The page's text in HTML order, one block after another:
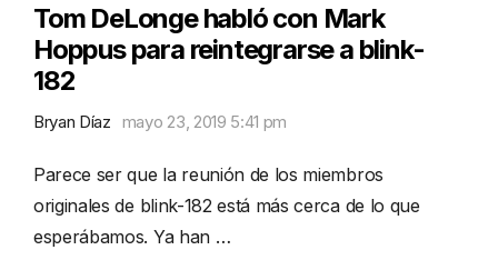
Tom DeLonge habló con Mark
Hoppus para reintegrarse a blink-
182
Bryan Díaz mayo 23, 2019 5:41 pm
Parece ser que la reunión de los miembros
originales de blink-182 está más cerca de lo que
esperábamos. Ya han …